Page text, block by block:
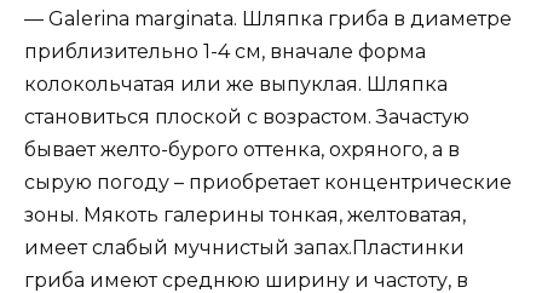
— Galerina marginata. Шляпка гриба в диаметре
приблизительно 1-4 см, вначале форма
колокольчатая или же выпуклая. Шляпка
становиться плоской с возрастом. Зачастую
бывает желто-бурого оттенка, охряного, а в
сырую погоду – приобретает концентрические
зоны. Мякоть галерины тонкая, желтоватая,
имеет слабый мучнистый запах.Пластинки
гриба имеют среднюю ширину и частоту, в